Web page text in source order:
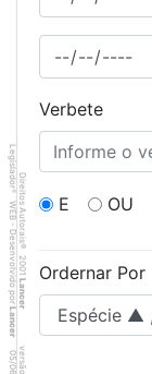
Verbete
E OU
Ordernar Por
Direitos Autorais
©
2001
Lancer
Legislador
®
WEB - Desenvolvido por
Lancer